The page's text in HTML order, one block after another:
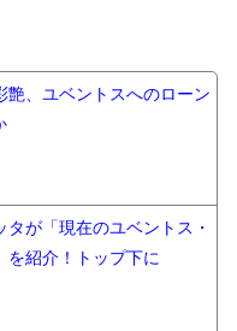
艶、ユベントスへのローン
タが「現在のユベントス・
を紹介！トップ下に